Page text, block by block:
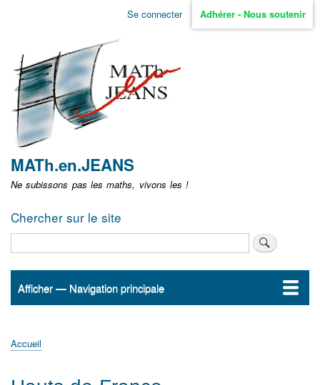
Aller
non
identifié
Se connecter Adhérer - Nous soutenir
MATh.en.JEANS
Ne subissons pas les maths, vivons les !
Chercher sur le site
Navigation
Afficher — Navigation principale
Accueil
ActualitésMATh.en.JEANS ?
Régions et Ateliers
Créer, gérer un atelier
Sujets/Publications
Congrès
d'Ariane
Accueil